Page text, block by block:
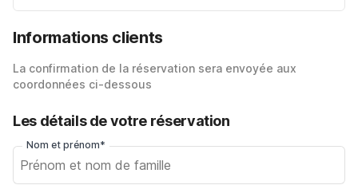
Informations clients
La confirmation de la réservation sera envoyée aux
coordonnées ci-dessous
Les détails de votre réservation
Nom et prénom*